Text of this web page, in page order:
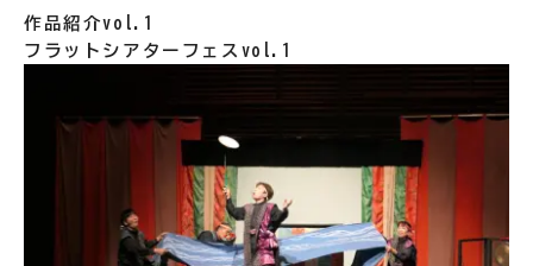
作品紹介vol.1
フラットシアターフェスvol.1